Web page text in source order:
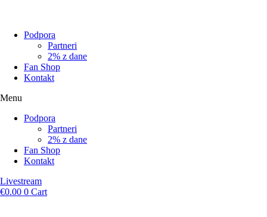
Podpora
Partneri
2% z dane
Fan Shop
Kontakt
Menu
Podpora
Partneri
2% z dane
Fan Shop
Kontakt
Livestream
€0.00 0 Cart